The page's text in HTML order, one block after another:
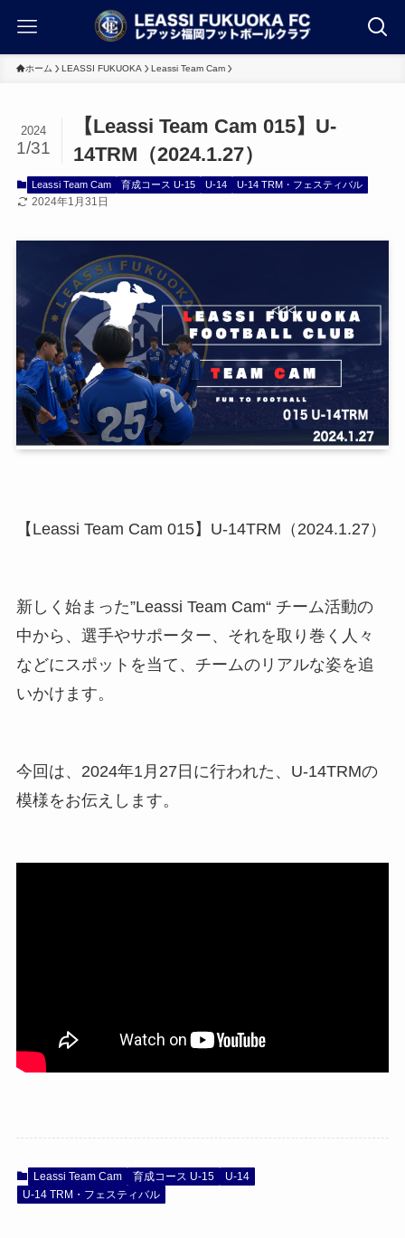
ホーム LEASSI FUKUOKA Leassi Team Cam
【Leassi Team Cam 015】U-
14TRM（2024.1.27）
2024
1/31
Leassi Team Cam 育成コース U-15 U-14 U-14 TRM・フェスティバル
2024年1月31日
【Leassi Team Cam 015】U-14TRM（2024.1.27）
新しく始まった”Leassi Team Cam“ チーム活動の
中から、選手やサポーター、それを取り巻く人々
などにスポットを当て、チームのリアルな姿を追
いかけます。
今回は、2024年1月27日に行われた、U-14TRMの
模様をお伝えします。
Leassi Team Cam 育成コース U-15
U-14
U-14 TRM・フェスティバル